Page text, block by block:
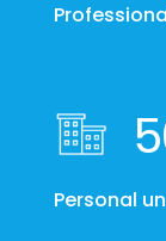
Personal